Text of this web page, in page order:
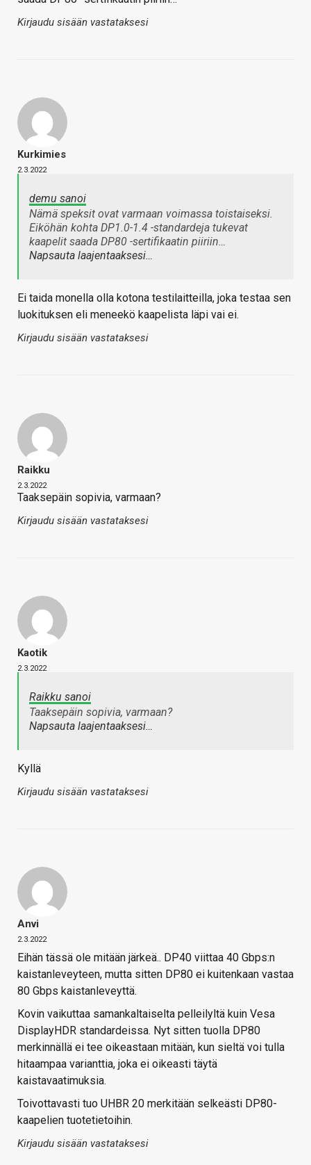
Kirjaudu sisään vastataksesi
Kurkimies
2.3.2022
demu sanoi
Nämä speksit ovat varmaan voimassa toistaiseksi.
Eiköhän kohta DP1.0-1.4 -standardeja tukevat
kaapelit saada DP80 -sertifikaatin piiriin…
Napsauta laajentaaksesi…
Ei taida monella olla kotona testilaitteilla, joka testaa sen
luokituksen eli meneekö kaapelista läpi vai ei.
Kirjaudu sisään vastataksesi
Raikku
2.3.2022
Taaksepäin sopivia, varmaan?
Kirjaudu sisään vastataksesi
Kaotik
2.3.2022
Raikku sanoi
Taaksepäin sopivia, varmaan?
Napsauta laajentaaksesi…
Kyllä
Kirjaudu sisään vastataksesi
Anvi
2.3.2022
Eihän tässä ole mitään järkeä.. DP40 viittaa 40 Gbps:n
kaistanleveyteen, mutta sitten DP80 ei kuitenkaan vastaa
80 Gbps kaistanleveyttä.
Kovin vaikuttaa samankaltaiselta pelleilyltä kuin Vesa
DisplayHDR standardeissa. Nyt sitten tuolla DP80
merkinnällä ei tee oikeastaan mitään, kun sieltä voi tulla
hitaampaa varianttia, joka ei oikeasti täytä
kaistavaatimuksia.
Toivottavasti tuo UHBR 20 merkitään selkeästi DP80-
kaapelien tuotetietoihin.
Kirjaudu sisään vastataksesi